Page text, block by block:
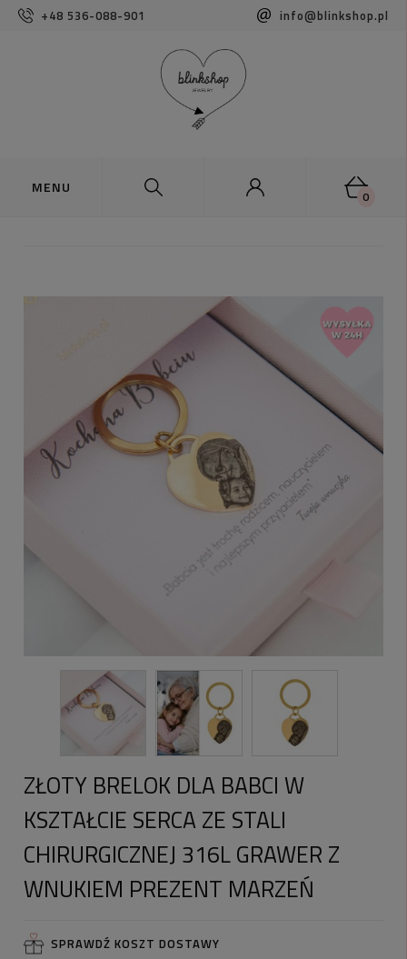
+48 536-088-901 info@blinkshop.pl
0
ZŁOTY BRELOK DLA BABCI W
KSZTAŁCIE SERCA ZE STALI
CHIRURGICZNEJ 316L GRAWER Z
WNUKIEM PREZENT MARZEŃ
SPRAWDŹ KOSZT DOSTAWY